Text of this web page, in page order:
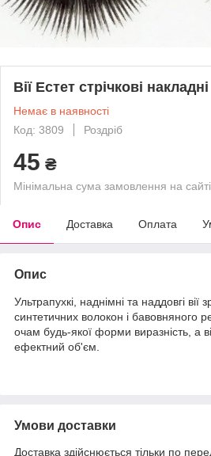
Вії Естет стрічкові накладні
Немає в наявності
Код: 3809
Роздріб
45 ₴
Мінімальна сума замовлення на
Опис Доставка Оплата
Опис
Ультрапухкі, наднімні та наддовгі вії
синтетичних волокон і бавовняного
очам будь-якої форми виразність, а
ефектний об'єм.
Умови доставки
Доставка здійснюється тільки по